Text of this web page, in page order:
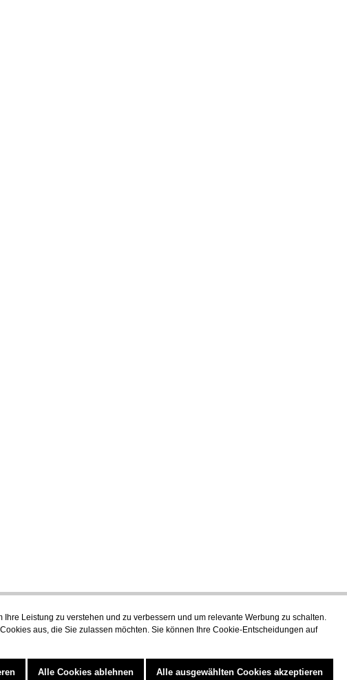
Leistung zu verstehen und zu verbessern und um relevante Werbung zu schalten.
aus, die Sie zulassen möchten. Sie können Ihre Cookie-Entscheidungen auf
Alle Cookies ablehnen Alle ausgewählten Cookies akzeptieren